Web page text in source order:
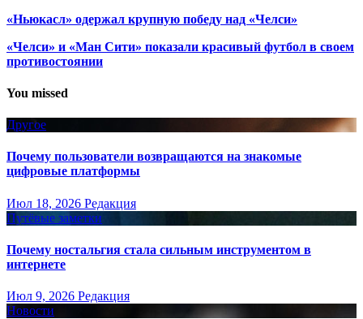
«Ньюкасл» одержал крупную победу над «Челси»
«Челси» и «Ман Сити» показали красивый футбол в своем
противостоянии
You missed
Другое
Почему пользователи возвращаются на знакомые
цифровые платформы
Июл 18, 2026 Редакция
Путёвые заметки
Почему ностальгия стала сильным инструментом в
интернете
Июл 9, 2026 Редакция
Новости